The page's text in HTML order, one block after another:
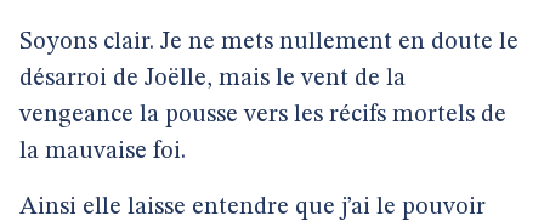
Soyons clair. Je ne mets nullement en doute le
désarroi de Joëlle, mais le vent de la
vengeance la pousse vers les récifs mortels de
la mauvaise foi.
Ainsi elle laisse entendre que j’ai le pouvoir